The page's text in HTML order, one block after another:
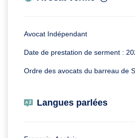
Avocat Indépendant
Date de prestation de serment :
Ordre des avocats du barreau de
Langues parlées